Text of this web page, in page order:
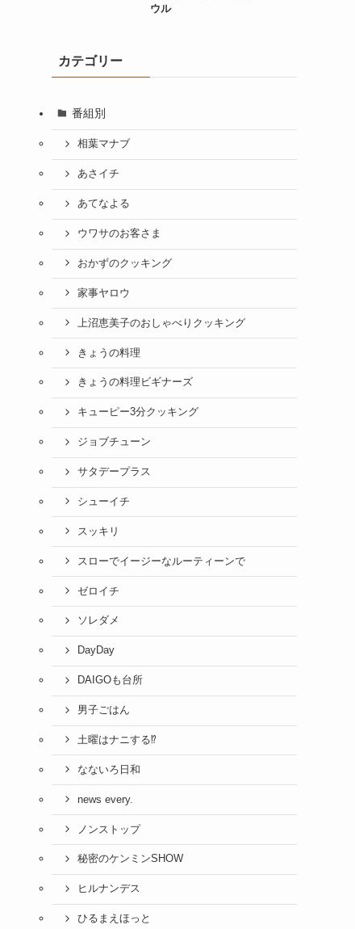
ウル
カテゴリー
番組別
相葉マナブ
あさイチ
あてなよる
ウワサのお客さま
おかずのクッキング
家事ヤロウ
上沼恵美子のおしゃべりクッキング
きょうの料理
きょうの料理ビギナーズ
キューピー3分クッキング
ジョブチューン
サタデープラス
シューイチ
スッキリ
スローでイージーなルーティーンで
ゼロイチ
ソレダメ
DayDay
DAIGOも台所
男子ごはん
土曜はナニする⁉
なないろ日和
news every.
ノンストップ
秘密のケンミンSHOW
ヒルナンデス
ひるまえほっと